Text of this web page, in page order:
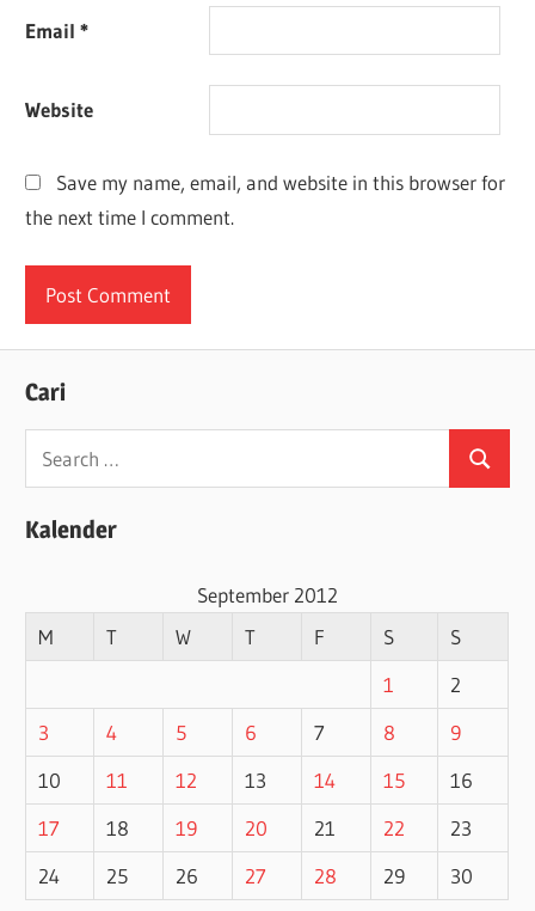
Email*
Website
Save my name, email, and website in this browser for
the next time I comment.
Cari
Search
for:
Search
Kalender
September 2012
M
T W T F S
S
1
2
3
4 5 6 7 8
9
10
11 12 13 14 15
16
17
18 19 20 21 22
23
24
25 26 27 28 29 30